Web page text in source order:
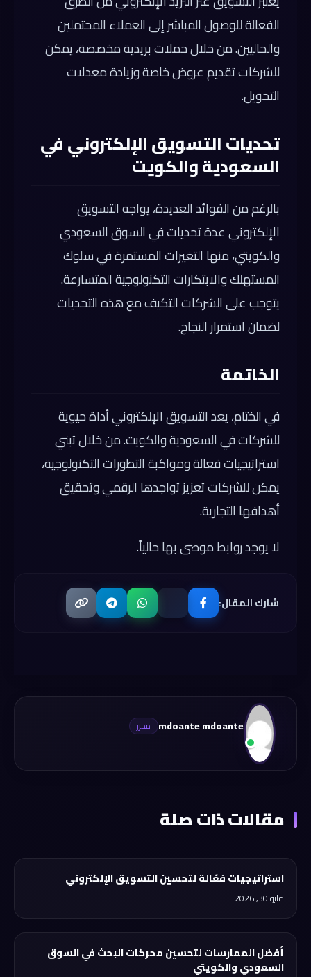
الفعالة للوصول المباشر إلى العملاء المحتملين
والحاليين. من خلال حملات بريدية مخصصة، يمكن
للشركات تقديم عروض خاصة وزيادة معدلات
التحويل.
تحديات التسويق الإلكتروني في
السعودية والكويت
بالرغم من الفوائد العديدة، يواجه التسويق
الإلكتروني عدة تحديات في السوق السعودي
والكويتي، منها التغيرات المستمرة في سلوك
المستهلك والابتكارات التكنولوجية المتسارعة.
يتوجب على الشركات التكيف مع هذه التحديات
لضمان استمرار النجاح.
الخاتمة
في الختام، يعد التسويق الإلكتروني أداة حيوية
للشركات في السعودية والكويت. من خلال تبني
استراتيجيات فعالة ومواكبة التطورات التكنولوجية،
يمكن للشركات تعزيز تواجدها الرقمي وتحقيق
أهدافها التجارية.
لا يوجد روابط موصى بها حالياً.
شارك المقال:
mdoante mdoante
مقالات ذات صلة
استراتيجيات فعّالة لتحسين التسويق الإلكتروني
مايو 30, 2026
أفضل الممارسات لتحسين محركات البحث في السوق
السعودي والكويتي